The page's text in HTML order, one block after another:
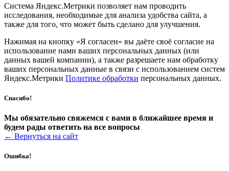
Система Яндекс.Метрики позволяет нам проводить
исследования, необходимые для анализа удобства сайта, а
также для того, что может быть сделано для улучшения.
Нажимая на кнопку «Я согласен» вы даёте своё согласие на
использование нами ваших персональных данных (или
данных вашей компании), а также разрешаете нам обработку
ваших персональных данные в связи с использованием систем
Яндекс.Метрики Политике обработки персональных данных.
Спасибо!
Мы обязательно свяжемся с вами в ближайшее время и
будем рады ответить на все вопросы
← Вернуться на сайт
Ошибка!